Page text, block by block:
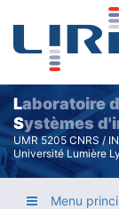
Laboratoire
Systèmes
UMR 5205 CNRS /
Université Lumière
Menu